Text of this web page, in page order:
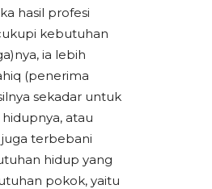
hasil profesi
kebutuhan
ia lebih
(penerima
sekadar untuk
atau
terbebani
hidup yang
pokok, yaitu